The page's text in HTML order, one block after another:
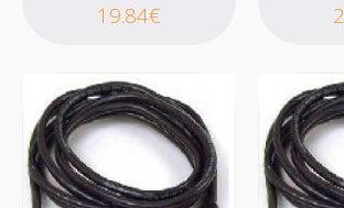
CABLE UTP CAT5e PATCH CORD
19.84€